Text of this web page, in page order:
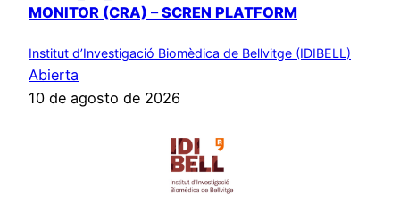
MONITOR (CRA) – SCREN PLATFORM
Institut d’Investigació Biomèdica de Bellvitge (IDIBELL)
Abierta
10 de agosto de 2026